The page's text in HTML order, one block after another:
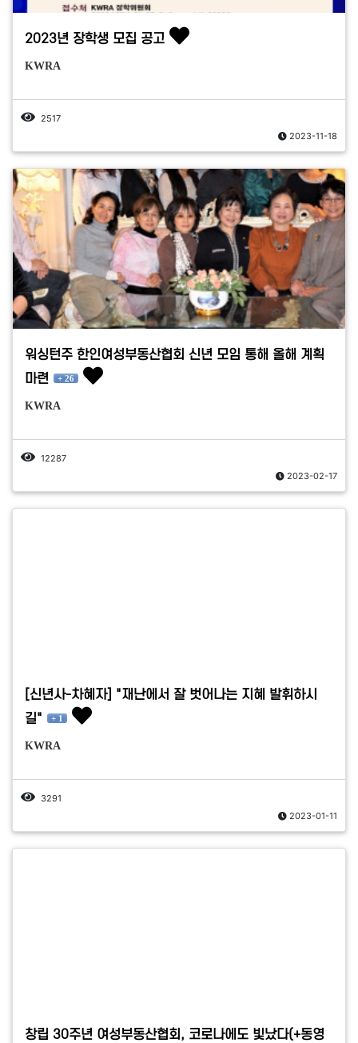
2023년 장학생 모집 공고
KWRA
2517
2023-11-18
워싱턴주 한인여성부동산협회 신년 모임 통해 올해 계획
마련
+ 26
KWRA
12287
2023-02-17
[신년사-차혜자] "재난에서 잘 벗어나는 지혜 발휘하시
길"
+ 1
KWRA
3291
2023-01-11
창립 30주년 여성부동산협회, 코로나에도 빛났다(+동영